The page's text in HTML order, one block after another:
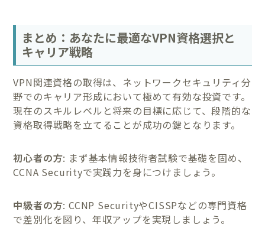
まとめ：あなたに最適なVPN資格選択と
キャリア戦略
VPN関連資格の取得は、ネットワークセキュリティ分
野でのキャリア形成において極めて有効な投資です。
現在のスキルレベルと将来の目標に応じて、段階的な
資格取得戦略を立てることが成功の鍵となります。
初心者の方: まず基本情報技術者試験で基礎を固め、
CCNA Securityで実践力を身につけましょう。
中級者の方: CCNP SecurityやCISSPなどの専門資格
で差別化を図り、年収アップを実現しましょう。